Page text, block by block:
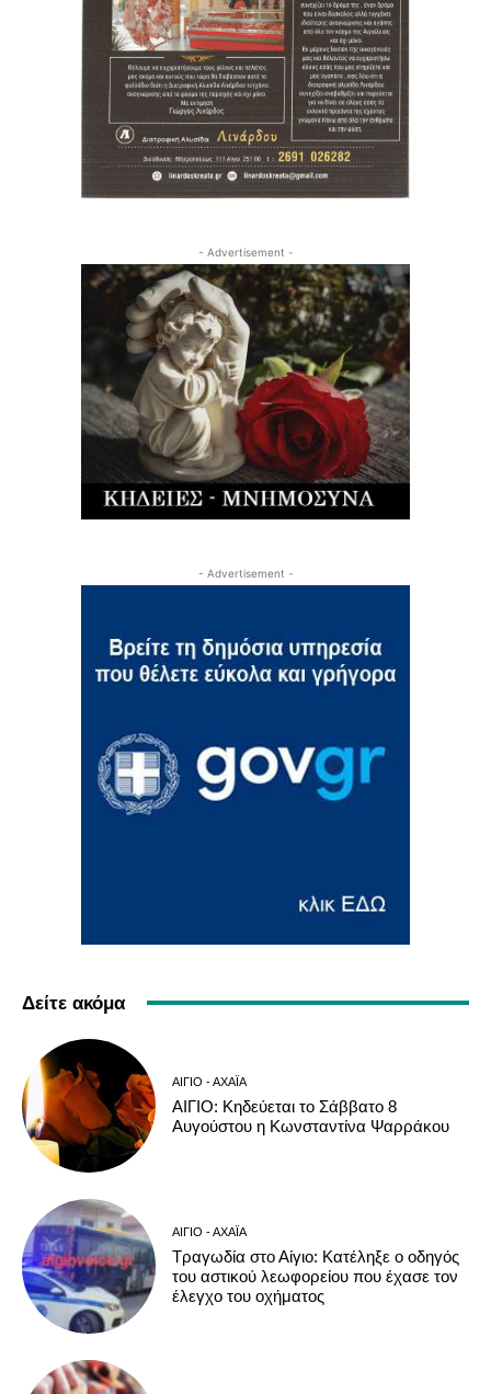
- Advertisement -
- Advertisement -
Δείτε ακόμα
ΑΊΓΙΟ - ΑΧΑΪ́Α
ΑΙΓΙΟ: Κηδεύεται το Σάββατο 8
Αυγούστου η Κωνσταντίνα Ψαρράκου
ΑΊΓΙΟ - ΑΧΑΪ́Α
Τραγωδία στο Αίγιο: Κατέληξε ο οδηγός
του αστικού λεωφορείου που έχασε τον
έλεγχο του οχήματος